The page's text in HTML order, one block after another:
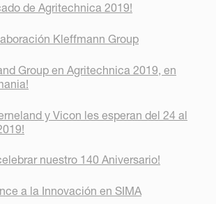
de Agritechnica 2019!
Kleffmann Group
Group en Agritechnica 2019, en
y Vicon les esperan del 24 al
nuestro 140 Aniversario!
a la Innovación en SIMA